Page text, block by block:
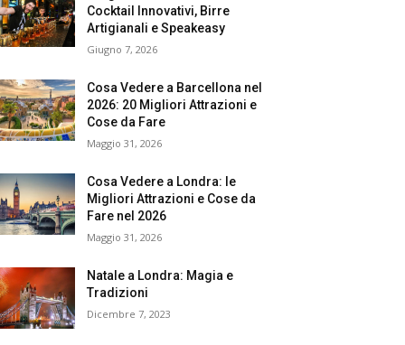
Cocktail Innovativi, Birre
Artigianali e Speakeasy
Giugno 7, 2026
Cosa Vedere a Barcellona nel
2026: 20 Migliori Attrazioni e
Cose da Fare
Maggio 31, 2026
Cosa Vedere a Londra: le
Migliori Attrazioni e Cose da
Fare nel 2026
Maggio 31, 2026
Natale a Londra: Magia e
Tradizioni
Dicembre 7, 2023